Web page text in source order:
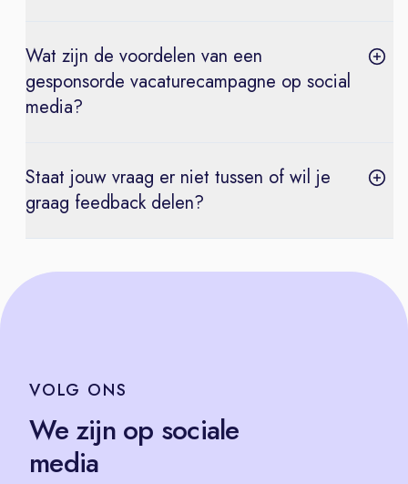
Wat zijn de voordelen van een
gesponsorde vacaturecampagne op social
media?
Staat jouw vraag er niet tussen of wil je
graag feedback delen?
VOLG ONS
We zijn op sociale
media